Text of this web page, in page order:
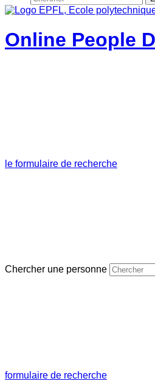
Online People
le formulaire de recherche
Chercher une personne
formulaire de recherche